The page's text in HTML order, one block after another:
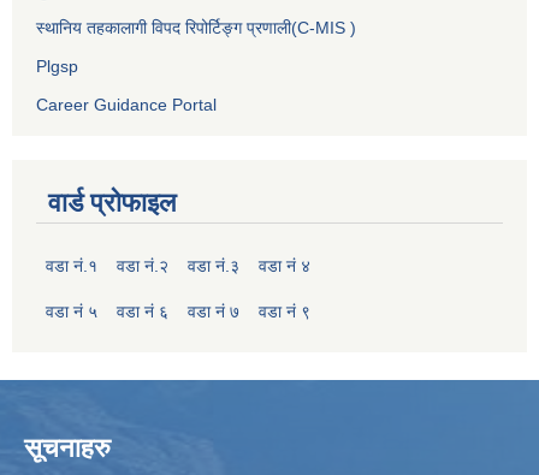
स्थानिय तहकालागी विपद रिपोर्टिङ्ग प्रणाली(C-MIS )
Plgsp
Career Guidance Portal
वार्ड प्रोफाइल
वडा नं.१ वडा नं.२ वडा नं.३ वडा नं ४
वडा नं ५ वडा नं ६ वडा नं ७ वडा नं ९
सूचनाहरु